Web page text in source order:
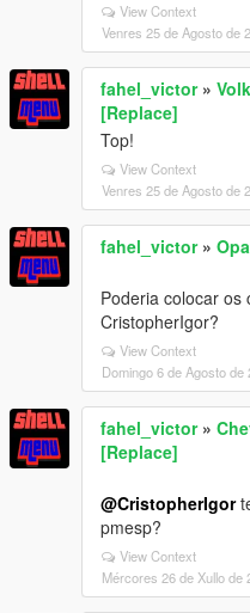
View Context
Venres 25 de Agosto de
fahel_victor»
[Replace]
Top!
View Context
Venres 25 de Agosto de
fahel_victor»
Poderia colocar os
CristopherIgor?
View Context
Domingo 6 de Agosto de
fahel_victor»
[Replace]
@CristopherIgor
pmesp?
View Context
Mércores 26 de Xullo de